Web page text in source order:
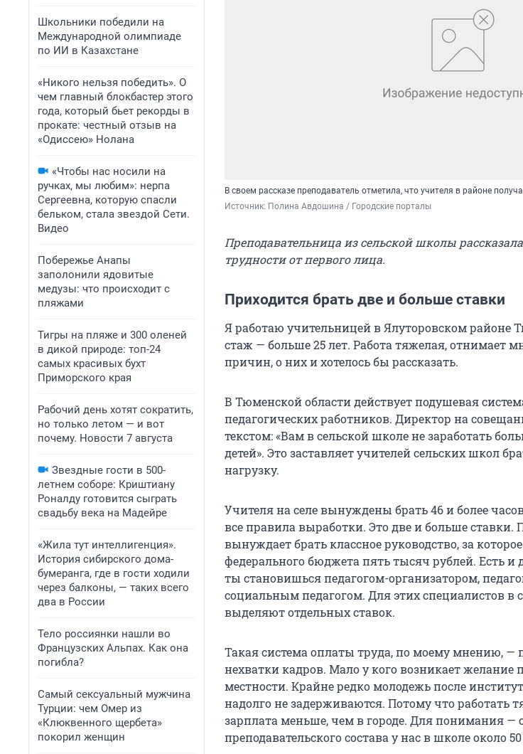
Школьники победили на
Международной олимпиаде
по ИИ в Казахстане
«Никого нельзя победить». О
чем главный блокбастер этого
года, который бьет рекорды в
прокате: честный отзыв на
«Одиссею» Нолана
«Чтобы нас носили на
ручках, мы любим»: нерпа
Сергеевна, которую спасли
бельком, стала звездой Сети.
Видео
Побережье Анапы
заполонили ядовитые
медузы: что происходит с
пляжами
Тигры на пляже и 300 оленей
в дикой природе: топ-24
самых красивых бухт
Приморского края
Рабочий день хотят сократить,
но только летом — и вот
почему. Новости 7 августа
Звездные гости в 500-
летнем соборе: Криштиану
Роналду готовится сыграть
свадьбу века на Мадейре
«Жила тут интеллигенция».
История сибирского дома-
бумеранга, где в гости ходили
через балконы, — таких всего
два в России
Тело россиянки нашли во
Французских Альпах. Как она
погибла?
Самый сексуальный мужчина
Турции: чем Омер из
«Клюквенного щербета»
покорил женщин
В своем рассказе преподаватель отметила, что учителя в районе
Источник: Полина Авдошина / Городские порталы
Преподавательница из сельской школы
трудности от первого лица.
Приходится брать две и больше ставки
Я работаю учительницей в Ялуторовском районе
стаж — больше 25 лет. Работа тяжелая, отнимает
причин, о них и хотелось бы рассказать.
В Тюменской области действует подушевая
педагогических работников. Директор на
текстом: «Вам в сельской школе не заработать
детей». Это заставляет учителей сельских школ
нагрузку.
Учителя на селе вынуждены брать 46 и более
все правила выработки. Это две и больше ставки.
вынуждает брать классное руководство, за
федерального бюджета пять тысяч рублей. Есть и
ты становишься педагогом-организатором,
социальным педагогом. Для этих специалистов в
выделяют отдельных ставок.
Такая система оплаты труда, по моему мнению, —
нехватки кадров. Мало у кого возникает желание
местности. Крайне редко молодежь после
надолго не задерживаются. Потому что работать
зарплата меньше, чем в городе. Для понимания —
преподавательского состава у нас в школе около 50